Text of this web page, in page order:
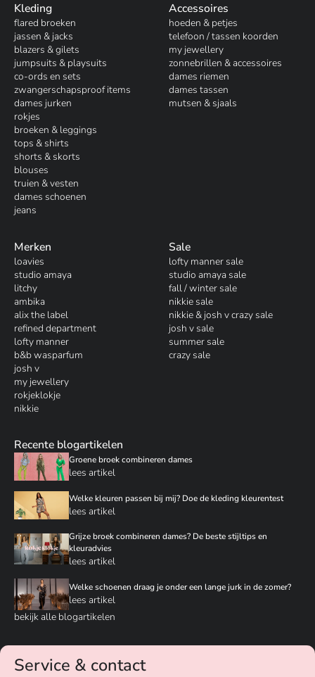
Kleding
flared broeken
jassen & jacks
blazers & gilets
jumpsuits & playsuits
co-ords en sets
zwangerschapsproof items
dames jurken
rokjes
broeken & leggings
tops & shirts
shorts & skorts
blouses
truien & vesten
dames schoenen
jeans
Accessoires
hoeden & petjes
telefoon / tassen koorden
my jewellery
zonnebrillen & accessoires
dames riemen
dames tassen
mutsen & sjaals
Merken
loavies
studio amaya
litchy
ambika
alix the label
refined department
lofty manner
b&b wasparfum
josh v
my jewellery
rokjeklokje
nikkie
Sale
lofty manner sale
studio amaya sale
fall / winter sale
nikkie sale
nikkie & josh v crazy sale
josh v sale
summer sale
crazy sale
Recente blogartikelen
Groene broek combineren dames
lees artikel
Welke kleuren passen bij mij? Doe de kleding kleurentest
lees artikel
Grijze broek combineren dames? De beste stijltips en
kleuradvies
lees artikel
Welke schoenen draag je onder een lange jurk in de zomer?
lees artikel
bekijk alle blogartikelen
Service & contact